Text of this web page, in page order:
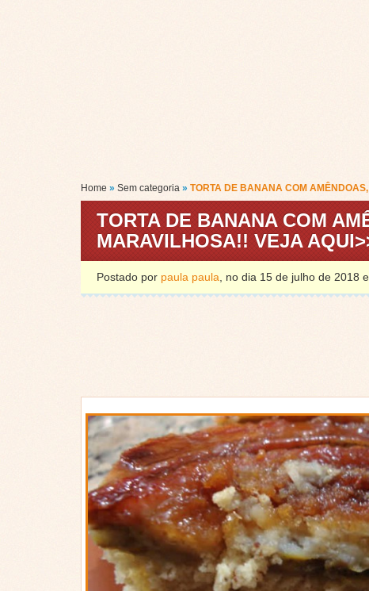
Home » Sem categoria » TORTA DE BANANA COM
TORTA DE BANANA COM
MARAVILHOSA!! VEJA
Postado por paula paula, no dia 15 de julho de 2018